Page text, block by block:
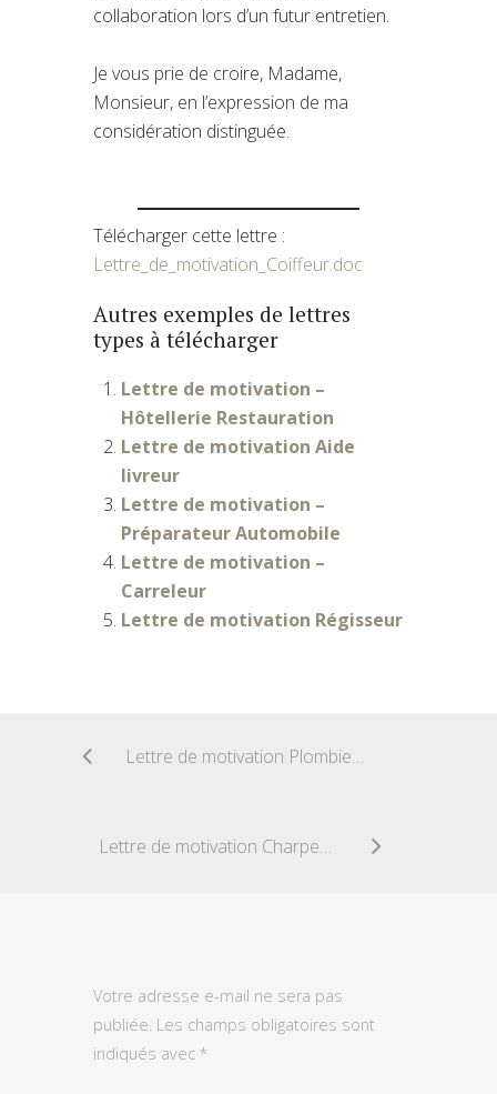
collaboration lors d’un futur entretien.
Je vous prie de croire, Madame,
Monsieur, en l’expression de ma
considération distinguée.
Télécharger cette lettre :
Lettre_de_motivation_Coiffeur.doc
Autres exemples de lettres
types à télécharger
Lettre de motivation –
Hôtellerie Restauration
Lettre de motivation Aide
livreur
Lettre de motivation –
Préparateur Automobile
Lettre de motivation –
Carreleur
Lettre de motivation Régisseur
Lettre de motivation Plombier couvreur zingueur
Lettre de motivation Charpentier
Votre adresse e-mail ne sera pas
publiée. Les champs obligatoires sont
indiqués avec *